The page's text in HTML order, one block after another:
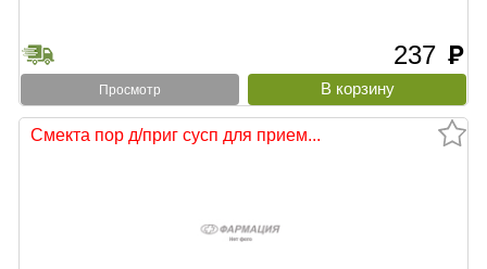
237 руб
Просмотр
Смекта пор д/приг сусп для прием...